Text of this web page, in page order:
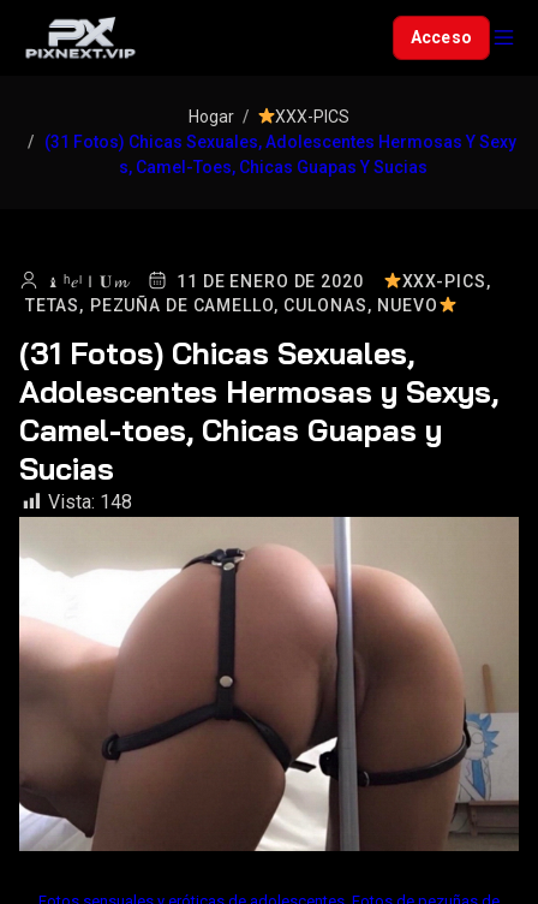
Acceso
Hogar
XXX-PICS
(31 Fotos) Chicas Sexuales, Adolescentes Hermosas Y Sexy
S, Camel-Toes, Chicas Guapas Y Sucias
♝ ʰ𝑒ˡＩ𝐔𝓶 11 DE ENERO DE 2020
XXX-PICS,
TETAS, PEZUÑA DE CAMELLO, CULONAS, NUEVO
(31 Fotos) Chicas Sexuales,
Adolescentes Hermosas y Sexys,
Camel-toes, Chicas Guapas y
Sucias
Vista: 148